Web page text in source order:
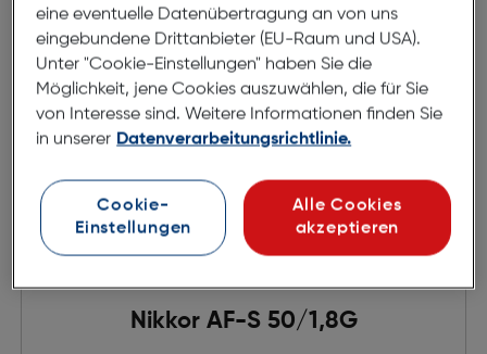
Nikkor AF-S 50/1,8G
eine eventuelle Datenübertragung an von uns
eingebundene Drittanbieter (EU-Raum und USA).
Unter "Cookie-Einstellungen" haben Sie die
Möglichkeit, jene Cookies auszuwählen, die für Sie
von Interesse sind. Weitere Informationen finden Sie
in unserer Datenverarbeitungsrichtlinie.
Cookie-
Einstellungen
Alle Cookies
akzeptieren